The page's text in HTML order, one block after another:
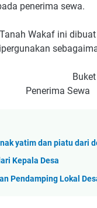
penerima sewa.
Wakaf ini
Dalam,
yatim dan piatu dari
Kepala Desa
Pendamping Lokal